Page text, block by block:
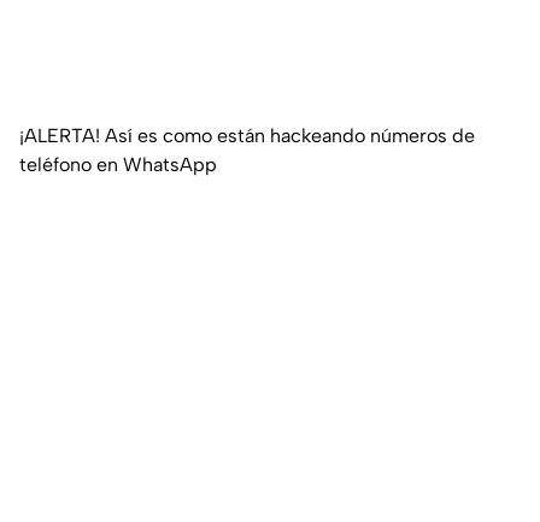
¡ALERTA! Así es como están hackeando números de
teléfono en WhatsApp